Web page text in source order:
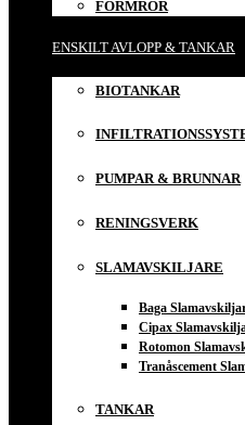
FORMRÖR
ENSKILT AVLOPP & TANKAR
BIOTANKAR
PUMPAR & BRUNNAR
RENINGSVERK
SLAMAVSKILJARE
Baga
Cipax
Rotomon
Tranåscement
TANKAR